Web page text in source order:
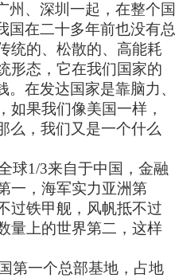
州、深圳一起，在整个国
国在二十多年前也没有总
统的、松散的、高能耗
形态，它在我们国家的
在发达国家是靠脑力、
如果我们像美国一样，
么，我们又是一个什么
球1/3来自于中国，金融
一，海军实力亚洲第
过铁甲舰，风帆抵不过
量上的世界第二，这样
第一个总部基地，占地